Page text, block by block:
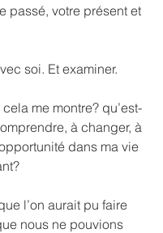
passé, votre présent et
soi. Et examiner.
me montre? qu’est-
à changer, à
dans ma vie
l’on aurait pu faire
nous ne pouvions